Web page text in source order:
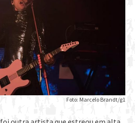
Foto: Marcelo Brandt/g1